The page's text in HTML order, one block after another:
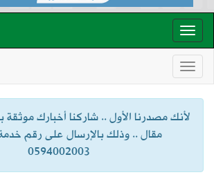
لأنك مصدرنا الأول .. شاركنا أخبارك
مقال .. وذلك بالإرسال على رقم
0594002003